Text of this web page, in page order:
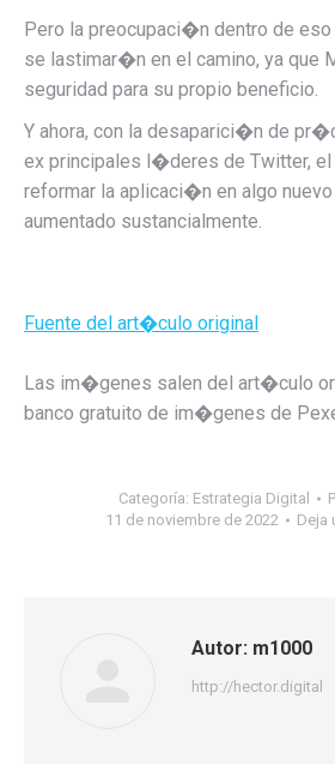
Pero la preocupaci�n dentro de
se lastimar�n en el camino, ya que
seguridad para su propio beneficio.
Y ahora, con la desaparici�n de
ex principales l�deres de Twitter,
reformar la aplicaci�n en algo
aumentado sustancialmente.
Fuente del art�culo original
Las im�genes salen del art�culo
banco gratuito de im�genes de
Categoría: Estrategia Digital
11 de noviembre de 2022
Deja
Autor: m1000
http://hector.digital